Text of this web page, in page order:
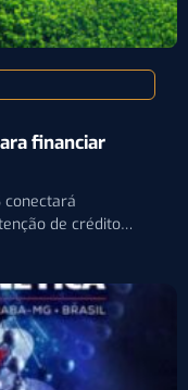
financiar
conectará
de crédito